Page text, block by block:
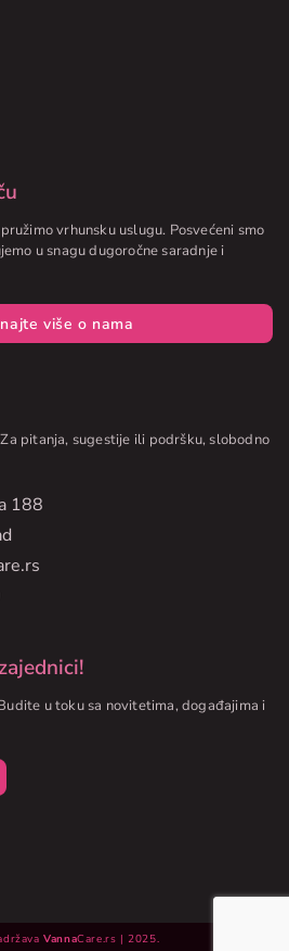
vrhunsku uslugu. Posvećeni smo
u snagu dugoročne saradnje i
više o nama
pitanja, sugestije ili podršku, slobodno
188
u toku sa novitetima, događajima i
VannaCare.rs | 2025.